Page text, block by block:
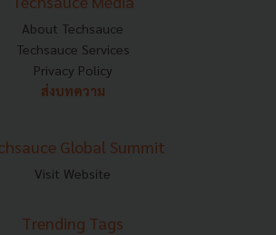
About Techsauce
Techsauce Services
Privacy Policy
ส่งบทความ
Global Summit
Visit Website
Trending Tags